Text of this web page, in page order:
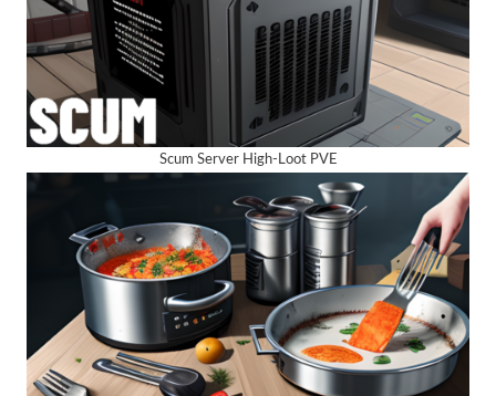
Scum Server High-Loot PVE